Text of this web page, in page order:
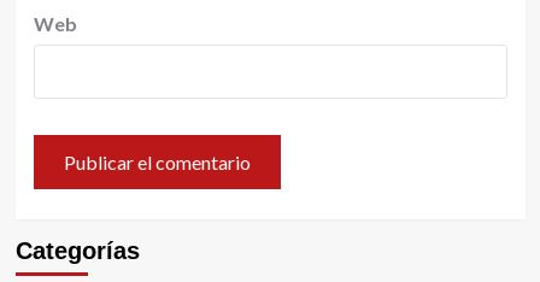
Web
Categorías